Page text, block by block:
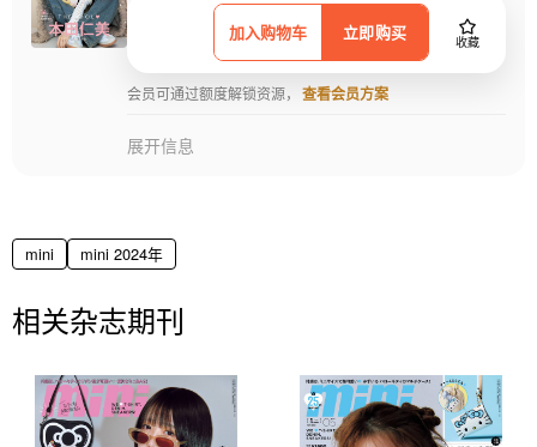
加入购物车 立即购买 收藏
会员可通过额度解锁资源， 查看会员方案
展开信息
mini mini 2024年
相关杂志期刊